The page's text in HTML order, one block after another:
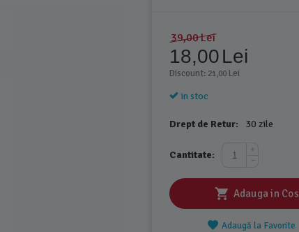
39,00Lei
18,00Lei
Discount: 21,00 Lei
in stoc
Drept de Retur: 30 zile
Cantitate:
+
−
Adauga in Cos
Adaugă la Favorite